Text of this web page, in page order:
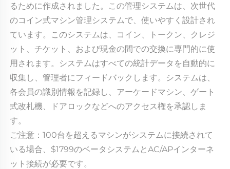
るために作成されました。この管理システムは、次世代
のコイン式マシン管理システムで、使いやすく設計され
ています。このシステムは、コイン、トークン、クレジ
ット、チケット、および現金の間での交換に専門的に使
用されます。システムはすべての統計データを自動的に
収集し、管理者にフィードバックします。システムは、
各会員の識別情報を記録し、アーケードマシン、ゲート
式改札機、ドアロックなどへのアクセス権を承認しま
す。
ご注意：100台を超えるマシンがシステムに接続されて
いる場合、$1799のベータシステムとAC/APインターネ
ット接続が必要です。